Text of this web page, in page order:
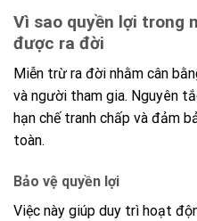
Vì sao quyền lợi trong
được ra đời
Miễn trừ ra đời nhằm cân
và người tham gia. Nguyên
hạn chế tranh chấp và đảm
toàn.
Bảo vệ quyền lợi
Việc này giúp duy trì hoạt